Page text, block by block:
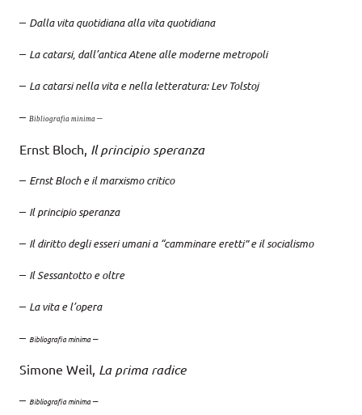
– Dalla vita quotidiana alla vita quotidiana
– La catarsi, dall’antica Atene alle moderne metropoli
– La catarsi nella vita e nella letteratura: Lev Tolstoj
– Bibliografia minima –
Ernst Bloch, Il principio speranza
– Ernst Bloch e il marxismo critico
– Il principio speranza
– Il diritto degli esseri umani a “camminare eretti”e il socialismo
– Il Sessantotto e oltre
– La vita e l’opera
– Bibliografia minima–
Simone Weil, La prima radice
– Bibliografia minima–